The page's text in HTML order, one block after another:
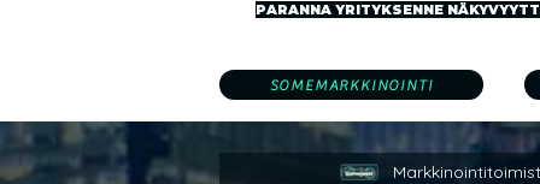
PARANNA YRITYKSENNE
SOMEMARKKINOINTI